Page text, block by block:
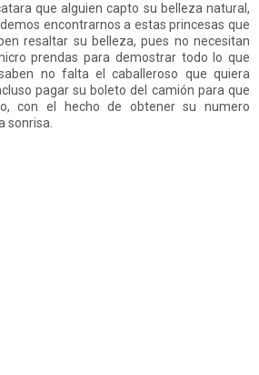
que alguien capto su belleza natural,
encontrarnos a estas princesas que
resaltar su belleza, pues no necesitan
prendas para demostrar todo lo que
no falta el caballeroso que quiera
pagar su boleto del camión para que
con el hecho de obtener su numero
sonrisa.